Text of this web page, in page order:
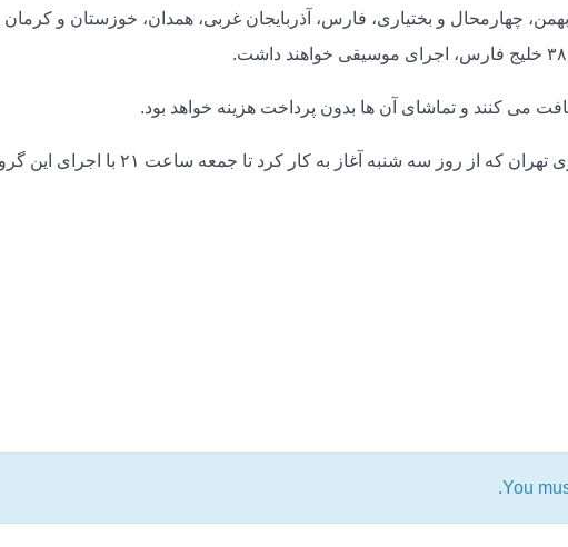
می کنند و تماشای آن ها بدون پرداخت هزینه خواهد بود.
یازدهمین نمایشگاه بین المللی گردشگری تهران که از روز سه شنبه آغاز به کار کرد تا جمعه ساعت ۲۱ با
You